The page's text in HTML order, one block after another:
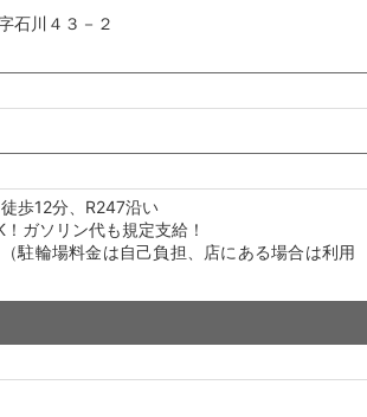
石川４３－２
歩12分、R247沿い
ガソリン代も規定支給！
駐輪場料金は自己負担、店にある場合は利用